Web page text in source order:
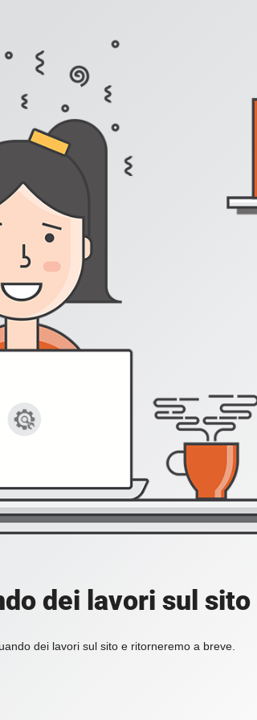
dei lavori sul sito
dei lavori sul sito e ritorneremo a breve.